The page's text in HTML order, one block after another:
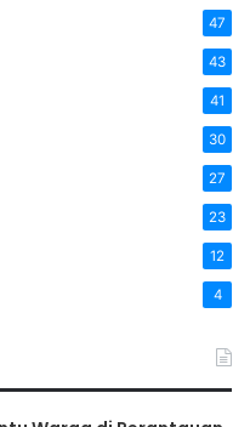
47
43
41
30
27
23
12
4